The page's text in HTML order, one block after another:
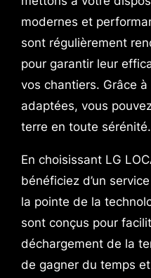
modernes et
sont régulièrement
pour garantir leur
vos chantiers. Grâce
adaptées, vous
terre en toute sérénité.
En choisissant LG
bénéficiez d’un
la pointe de la
sont conçus pour
déchargement de la
de gagner du temps et